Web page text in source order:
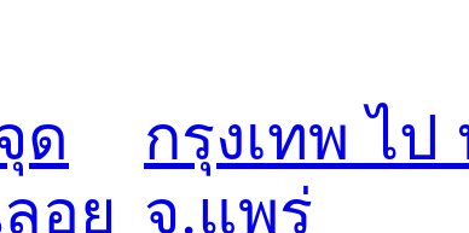
ด
อย
กรุงเทพ ไป
จ.แพร่